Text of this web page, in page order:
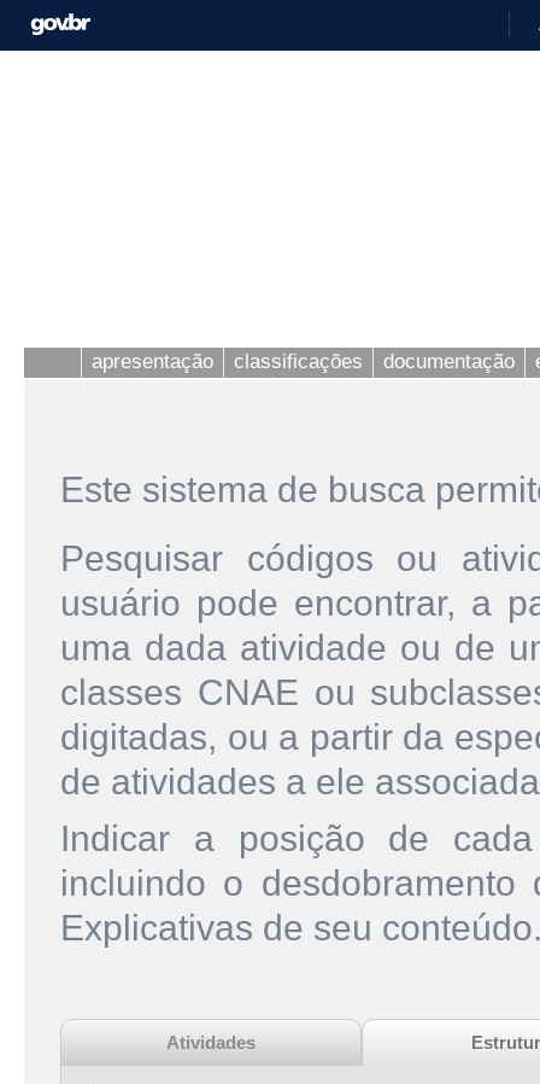
apresentação classificações documentação
Este sistema de busca
Pesquisar códigos ou
usuário pode encontrar, a
uma dada atividade ou de
classes CNAE ou
digitadas, ou a partir da
de atividades a ele
Indicar a posição de
incluindo o
Explicativas de seu
Atividades